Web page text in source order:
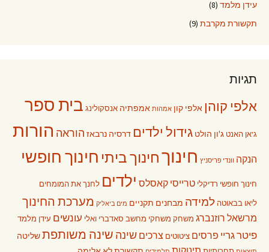
עידן מלמד (8)
תקשורת מקרבת (9)
תגיות
אלפי קוהן אלפי קון אמהות אמפתיה אנסקולינג בית ספר
ג'אן האנט ג'ון הולט גידול ילדים דרסיה נרבאז הוראה הורות
הנקה וונדי פריסניץ חינוךחינוך ביתי חינוך חופשי
חינוך חופשי רדיקלי טרייסי קאסלס ילדים לחנך את המומחים
ליאו בבאוטה למידה מבחנים תקניים מים ביאליק מערכת החינוך
מרשאל רוזנברג משחק משחקי מחשב סאדברי ואלי עונשים עידן מלמד
פיטר גריי פרסים ציטוטים צרכים שינה שינה משותפתשליטה